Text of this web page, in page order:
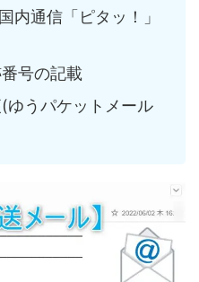
内通信「ピタッ！」
号の記載
ゆうパケットメール